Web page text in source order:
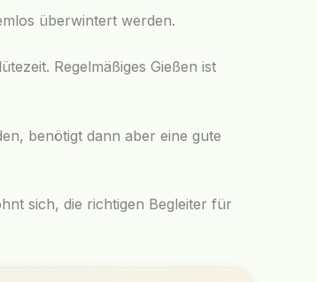
überwintert werden.
Regelmäßiges Gießen ist
benötigt dann aber eine gute
sich, die richtigen Begleiter für